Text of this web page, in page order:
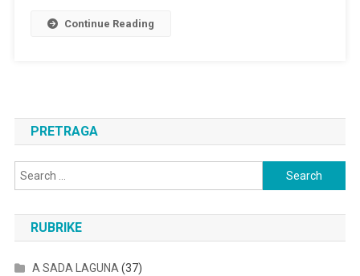
Continue Reading
PRETRAGA
Search
for:
RUBRIKE
A SADA LAGUNA (37)